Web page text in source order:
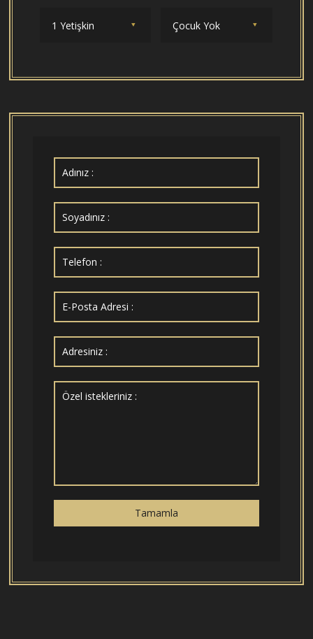
1 Yetişkin Çocuk Yok
Tamamla